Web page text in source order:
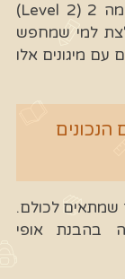
(Level 1) מציעה הגנה טובה, בעוד שרמה 2 (Level 2)
למי שמחפש
עם מיגונים אלו
שמתאים לכולם.
בהבנת אופי